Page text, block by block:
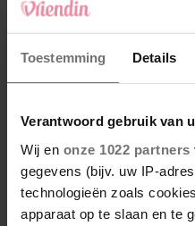
Toestemming Details
Verantwoord gebruik van
Wij en onze 1022 partners
gegevens (bijv. uw IP-
technologieën zoals
apparaat op te slaan en te